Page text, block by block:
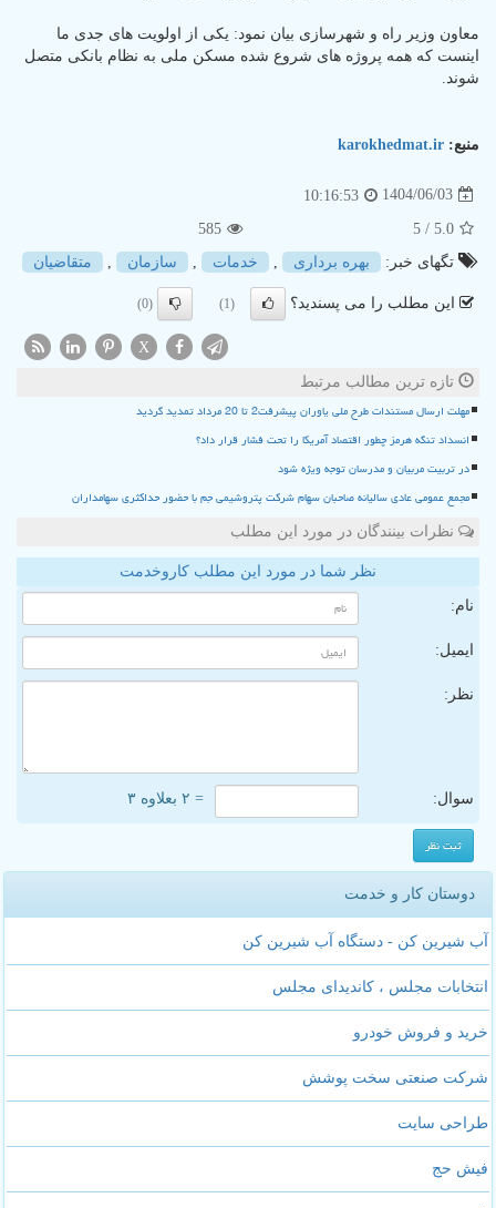
معاون وزیر راه و شهرسازی بیان نمود: یکی از اولویت های جدی ما
اینست که همه پروژه های شروع شده مسکن ملی به نظام بانکی متصل
شوند.
منبع: karokhedmat.ir
1404/06/03
10:16:53
5.0
/ 5
585
تگهای خبر:
بهره برداری , خدمات , سازمان , متقاضیان
این مطلب را می پسندید؟ (1)
(0)
X
تازه ترین مطالب مرتبط
مهلت ارسال مستندات طرح ملی یاوران پیشرفت2 تا 20 مرداد تمدید گردید
انسداد تنگه هرمز چطور اقتصاد آمریکا را تحت فشار قرار داد؟
در تربیت مربیان و مدرسان توجه ویژه شود
مجمع عمومی عادی سالیانه صاحبان سهام شرکت پتروشیمی جم با حضور حداکثری سهامداران
نظرات بینندگان در مورد این مطلب
نظر شما در مورد این مطلب کاروخدمت
نام:
ایمیل:
نظر:
سوال: = ۲ بعلاوه ۳
دوستان کار و خدمت
آب شیرین کن - دستگاه آب شیرین کن
انتخابات مجلس ، کاندیدای مجلس
خرید و فروش خودرو
شرکت صنعتی سخت پوشش
طراحی سایت
فیش حج